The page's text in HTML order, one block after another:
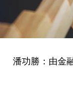
潘功勝：由金